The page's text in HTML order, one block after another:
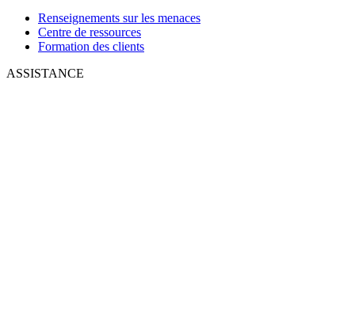
Renseignements sur les menaces
Centre de ressources
Formation des clients
ASSISTANCE